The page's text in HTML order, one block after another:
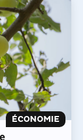
ÉCONOMIE